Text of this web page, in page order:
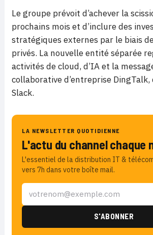
Le groupe prévoit d’achever la
prochains mois et d’inclure des
stratégiques externes par le biais
privés. La nouvelle entité séparée
activités de cloud, d’IA et la
collaborative d’entreprise
Slack.
LA NEWSLETTER QUOTIDIENNE
L'actu du channel chaque
L'essentiel de la distribution IT &
vers 7h dans votre boîte mail.